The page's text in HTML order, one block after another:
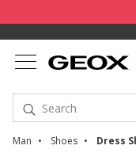
Man Shoes Dress